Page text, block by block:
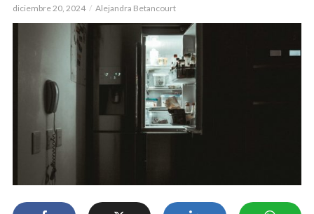
diciembre 20, 2024 Alejandra Betancourt